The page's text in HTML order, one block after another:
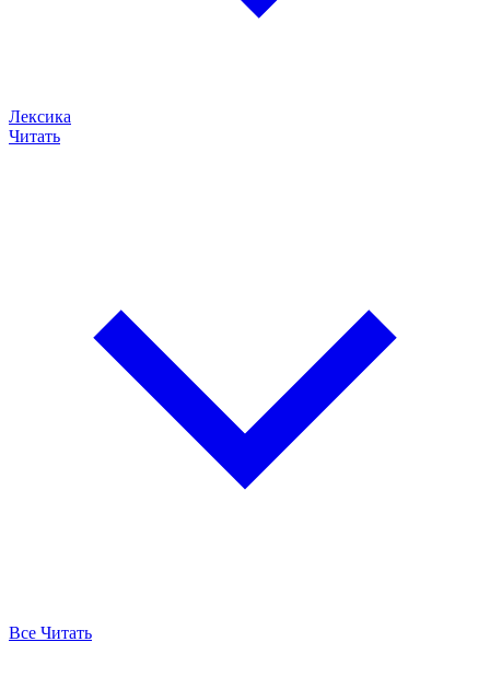
Лексика
Читать
Все Читать